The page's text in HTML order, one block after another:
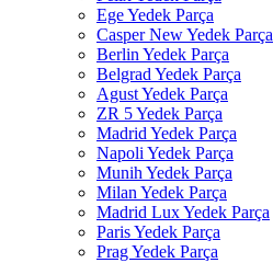
Ege Yedek Parça
Casper New Yedek Parça
Berlin Yedek Parça
Belgrad Yedek Parça
Agust Yedek Parça
ZR 5 Yedek Parça
Madrid Yedek Parça
Napoli Yedek Parça
Munih Yedek Parça
Milan Yedek Parça
Madrid Lux Yedek Parça
Paris Yedek Parça
Prag Yedek Parça